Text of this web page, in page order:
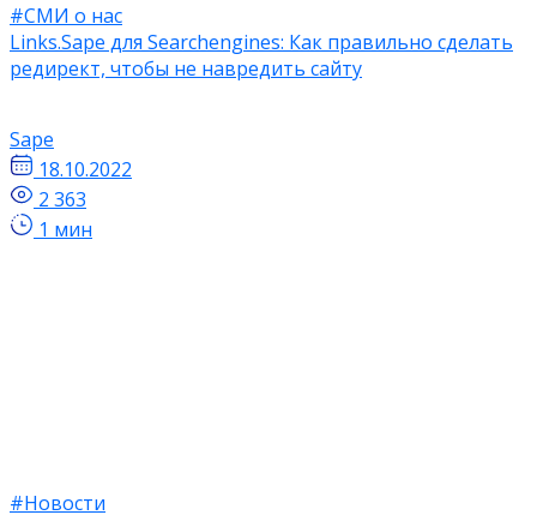
#СМИ о нас
Links.Sape для Searchengines: ​​Как правильно сделать
редирект, чтобы не навредить сайту
Sape
18.10.2022
2 363
1 мин
#Новости